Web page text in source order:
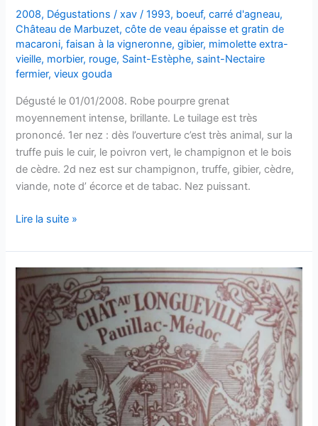
Colonne
2008, Dégustations /xav/1993, boeuf,carré d'agneau,
Château de Marbuzet,côte de veau épaisse et gratin de
macaroni,faisan à la vigneronne,gibier, mimolette extra-
vieille, morbier, rouge, Saint-Estèphe, saint-Nectaire
fermier,vieux gouda
Dégusté le 01/01/2008. Robe pourpre grenat
moyennement intense, brillante. Le tuilage est très
prononcé. 1er nez : dès l’ouverture c’est très animal, sur la
truffe puis le cuir, le poivron vert, le champignon et le bois
de cèdre. 2d nez est sur champignon, truffe, gibier, cèdre,
viande, note d’ écorce et de tabac. Nez puissant.
Saint-
–
Château
de
Marbuzet
1993
Lire la suite »